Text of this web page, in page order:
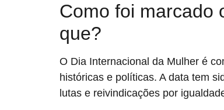
Como foi marcado
que?
O Dia Internacional da Mulher é
históricas e políticas. A data tem
lutas e reivindicações por